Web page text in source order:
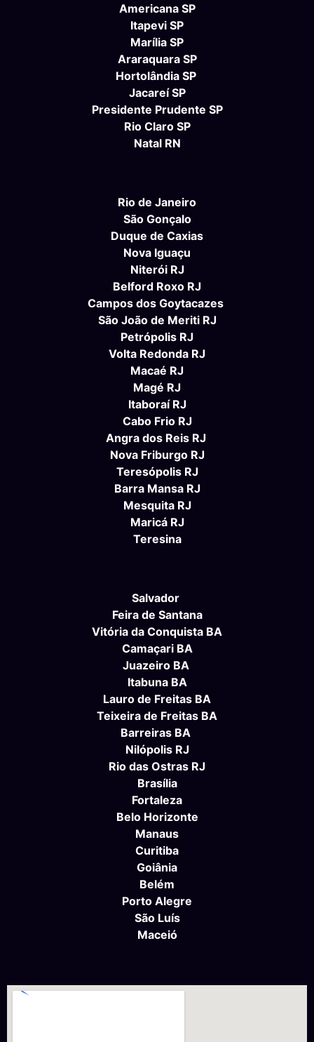
Americana SP
Itapevi SP
Marília SP
Araraquara SP
Hortolândia SP
Jacareí SP
Presidente Prudente SP
Rio Claro SP
Natal RN
Rio de Janeiro
São Gonçalo
Duque de Caxias
Nova Iguaçu
Niterói RJ
Belford Roxo RJ
Campos dos Goytacazes
São João de Meriti RJ
Petrópolis RJ
Volta Redonda RJ
Macaé RJ
Magé RJ
Itaboraí RJ
Cabo Frio RJ
Angra dos Reis RJ
Nova Friburgo RJ
Teresópolis RJ
Barra Mansa RJ
Mesquita RJ
Maricá RJ
Teresina
Salvador
Feira de Santana
Vitória da Conquista BA
Camaçari BA
Juazeiro BA
Itabuna BA
Lauro de Freitas BA
Teixeira de Freitas BA
Barreiras BA
Nilópolis RJ
Rio das Ostras RJ
Brasília
Fortaleza
Belo Horizonte
Manaus
Curitiba
Goiânia
Belém
Porto Alegre
São Luís
Maceió